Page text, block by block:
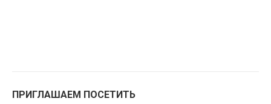
ПРИГЛАШАЕМ ПОСЕТИТЬ